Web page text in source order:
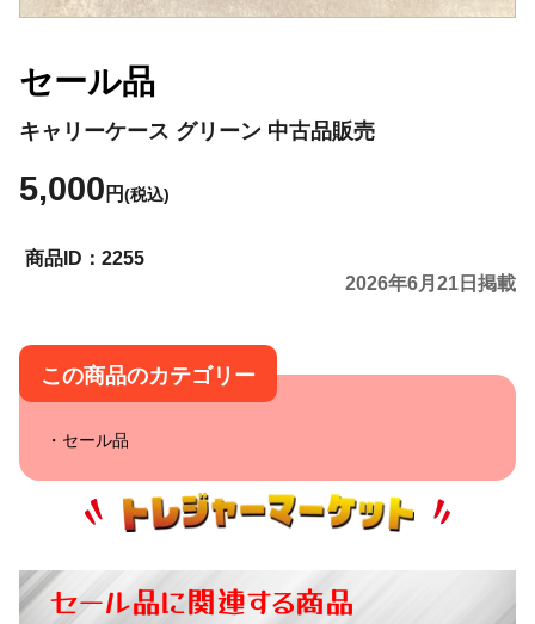
セール品
キャリーケース グリーン 中古品販売
5,000 円(税込)
2255
2026年6月21日掲載
この商品のカテゴリー
セール品
セール品に関連する商品